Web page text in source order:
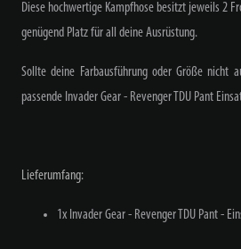
Diese hochwertige Kampfhose besitzt jeweils 2
genügend Platz für all deine Ausrüstung.
Sollte deine Farbausführung oder Größe nicht
passende Invader Gear - Revenger TDU Pant
Lieferumfang:
1x Invader Gear - Revenger TDU Pant -